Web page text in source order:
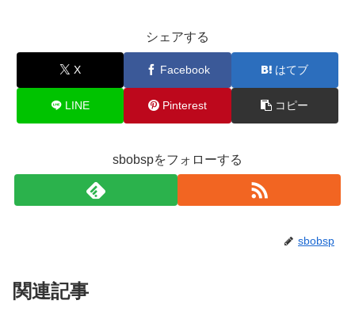
シェアする
X Facebook はてブ
LINE Pinterest コピー
sbobspをフォローする
sbobsp
関連記事